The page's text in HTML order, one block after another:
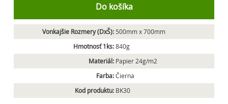
Do košíka
Vonkajšie Rozmery (DxŠ): 500mm x 700mm
Hmotnosť 1ks:840g
Materiál: Papier 24g/m2
Farba:Čierna
Kod produktu: BK30